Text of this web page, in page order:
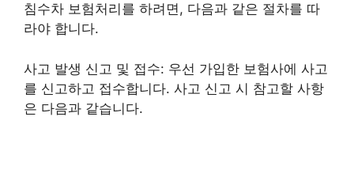
침수차 보험처리를 하려면, 다음과 같은 절차를 따
라야 합니다.
사고 발생 신고 및 접수: 우선 가입한 보험사에 사고
를 신고하고 접수합니다. 사고 신고 시 참고할 사항
은 다음과 같습니다.